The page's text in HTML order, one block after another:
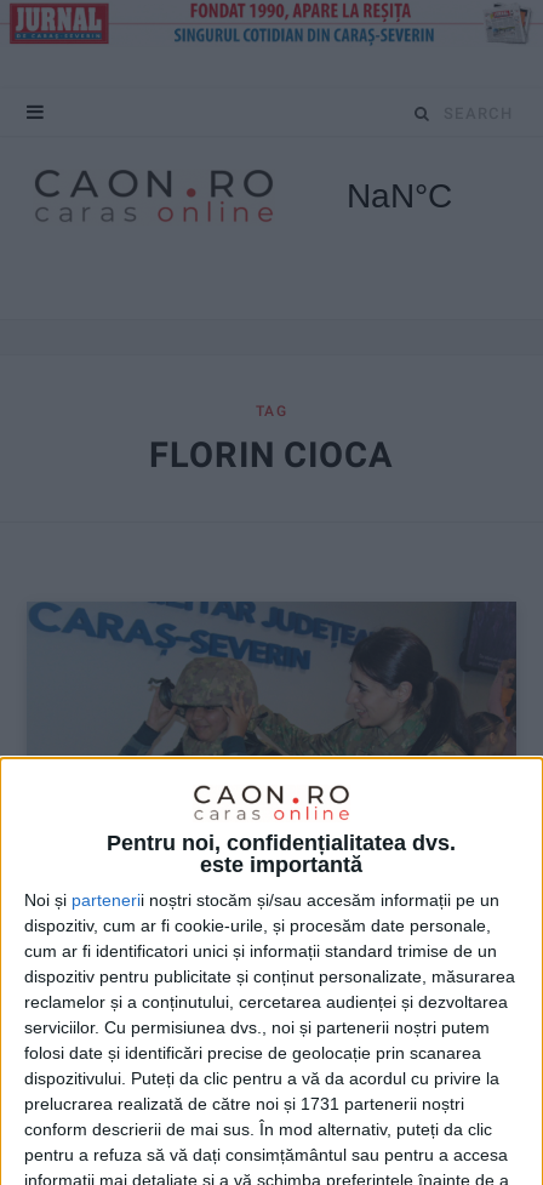
Pentru noi, confidențialitatea dvs.
este importantă
Noi și partenerii noștri stocăm și/sau accesăm informații pe un
dispozitiv, cum ar fi cookie-urile, și procesăm date personale,
cum ar fi identificatori unici și informații standard trimise de un
dispozitiv pentru publicitate și conținut personalizate, măsurarea
reclamelor și a conținutului, cercetarea audienței și dezvoltarea
serviciilor. Cu permisiunea dvs., noi și partenerii noștri putem
folosi date și identificări precise de geolocație prin scanarea
dispozitivului. Puteți da clic pentru a vă da acordul cu privire la
prelucrarea realizată de către noi și 1731 partenerii noștri
conform descrierii de mai sus. În mod alternativ, puteți da clic
pentru a refuza să vă dați consimțământul sau pentru a accesa
informații mai detaliate și a vă schimba preferințele înainte de a
S
TAG
FLORIN CIOCA
ŞTIRILE JUDEŢULUI CARAŞ-SEVERIN
Cariera militară, prezentată elevilor
13 OCTOMBRIE 2022, 04:05 PM 2 MINUTE DE CITIRE
REȘIȚA –Pentru tinerii participanți azi la Ziua Porților
Deschise, vizita la Centrul Militar Județean (CMJ) a reprezentat
un prilej de a se informa cu privire la modul cum pot îmbrăca
haina militară. Evenimentul prefațează Ziua Armatei României,